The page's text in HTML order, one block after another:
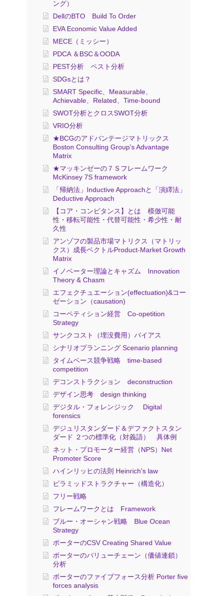
ング）
DellのBTO Build To Order
EVA Economic Value Added
MECE（ミッシー）
PDCA ＆BSC＆OODA
PEST分析 ペスト分析
SDGsとは？
SMART Specific、Measurable、
Achievable、Related、Time-bound
SWOT分析とクロスSWOT分析
VRIO分析
★BCGのアドバンテージマトリックス
Boston Consulting Group's Advantage
Matrix
★マッキンゼーの７Ｓフレームワーク
McKinsey 7S framework
「帰納法」Inductive Approachと「演繹法」
Deductive Approach
【コア・コンピタンス】とは 模倣可能
性・移転可能性・代替可能性・希少性・耐
久性
アンゾフの製品市場マトリクス（マトリッ
クス）成長ベクトルProduct-Market Growth
Matrix
イノベーター理論とキャズム Innovation
Theory & Chasm
エフェクチュエーション(effectuation)&コー
ゼーション（causation)
コーペティション経営 Co-opetition
Strategy
サンクコスト（埋没費用）バイアス
シナリオプランニング Scenario planning
タイムベース競争戦略 time-based
competition
デコンストラクション deconstruction
デザイン思考 design thinking
デジタル・フォレンジック Digital
forensics
デジュリスタンダード＆デファクトスタン
ダード ２つの標準化（対義語） 具体例
ネット・プロモーター経営（NPS）Net
Promoter Score
ハインリッヒの法則 Heinrich's law
ピラミッドストラクチャー（構造化）
フリー戦略
フレームワークとは Framework
ブルー・オーシャン戦略 Blue Ocean
Strategy
ポーターのCSV Creating Shared Value
ポーターのバリューチェーン（価値連鎖）
分析
ポーターのファイブフォース分析 Porter five
forces analysis